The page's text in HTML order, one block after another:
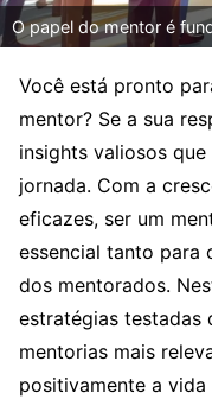
O papel do mentor é
Você está pronto
mentor? Se a sua
insights valiosos
jornada. Com a
eficazes, ser um
essencial tanto para
dos mentorados.
estratégias testadas
mentorias mais
positivamente a